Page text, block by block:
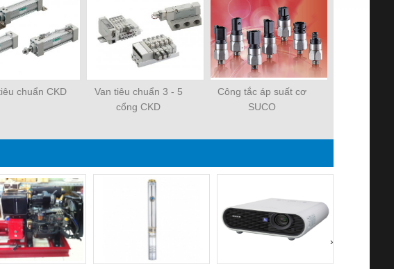
chuẩn CKD
Van tiêu chuẩn 3 - 5
cổng CKD
Công tắc áp suất cơ
SUCO
›